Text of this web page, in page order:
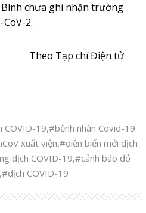
chưa ghi nhận trường
2.
Theo Tạp chí Điện tử
COVID-19,#bệnh nhân Covid-19
xuất viện,#diễn biến mới dịch
dịch COVID-19,#cảnh báo đỏ
#dịch COVID-19